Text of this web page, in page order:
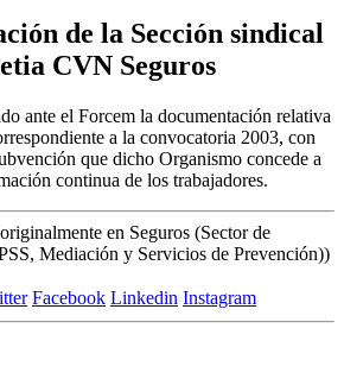
de la Sección sindical
CVN Seguros
ante el Forcem la documentación relativa
a la convocatoria 2003, con
que dicho Organismo concede a
continua de los trabajadores.
en Seguros (Sector de
Mediación y Servicios de Prevención))
Facebook Linkedin Instagram